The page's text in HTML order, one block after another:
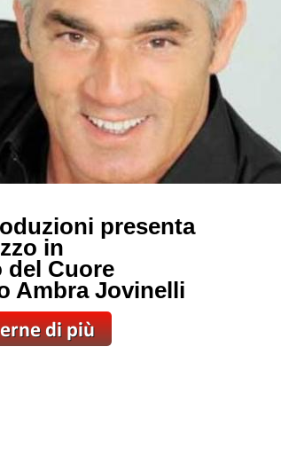
presenta
in
del Cuore
Ambra Jovinelli